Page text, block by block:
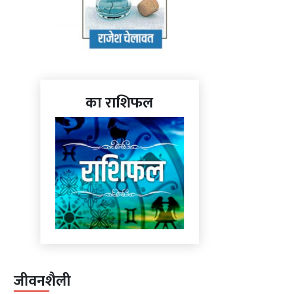
का राशिफल
जीवनशैली